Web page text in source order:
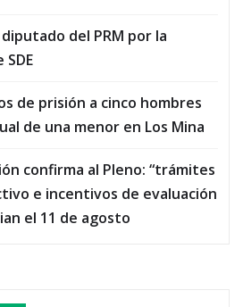
diputado del PRM por la
de prisión a cinco hombres
de una menor en Los Mina
confirma al Pleno: “trámites
e incentivos de evaluación
el 11 de agosto